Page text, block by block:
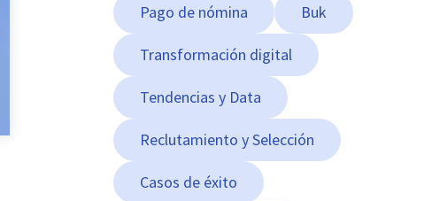
Pago de nómina Buk
Transformación digital
Tendencias y Data
Reclutamiento y Selección
Casos de éxito